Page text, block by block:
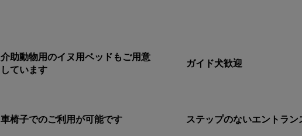
介助動物用のイヌ用ベッドもご用意
しています
ガイド犬歓迎
車椅子でのご利用が可能です ステップのないエントラン